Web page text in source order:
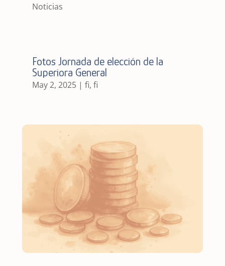
Noticias
Fotos Jornada de elección de la
Superiora General
May 2, 2025| fi, fi